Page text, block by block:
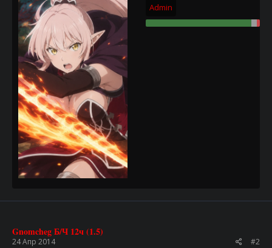
Admin
Gnomcheg Б/Ч 12ч (1.5)
24 Апр 2014 #2